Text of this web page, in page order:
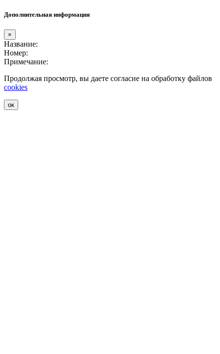
Дополнительная информация
×
Название:
Номер:
Примечание:
Продолжая просмотр, вы даете согласие на обработку файлов
cookies
ок